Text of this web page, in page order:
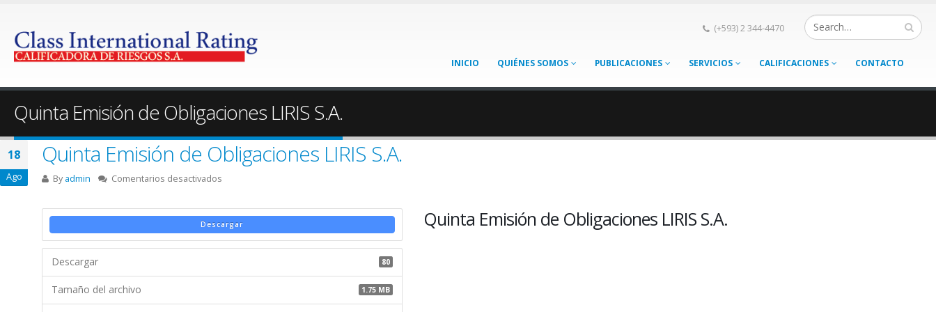
(+593) 2 344-4470
INICIO QUIÉNES SOMOS PUBLICACIONES SERVICIOS CALIFICACIONES CONTACTO
Quinta Emisión de Obligaciones LIRIS S.A.
18
Ago
Quinta Emisión de Obligaciones LIRIS S.A.
By admin Comentarios desactivados
Emisión
de
Obligaciones
Descargar
Descargar 80
Tamaño del archivo 1.75 MB
Quinta Emisión de Obligaciones LIRIS S.A.